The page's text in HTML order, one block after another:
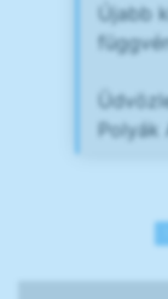
Újabb
Polyák